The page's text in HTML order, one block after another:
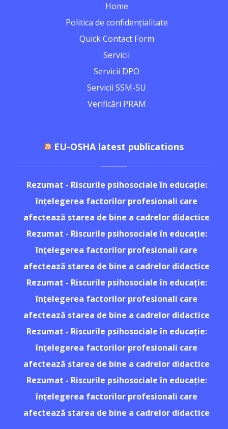
Home
Politica de confidențialitate
Quick Contact Form
Servicii
Servicii DPO
Servicii SSM-SU
Verificări PRAM
EU-OSHA latest publications
Rezumat - Riscurile psihosociale în educație:
înțelegerea factorilor profesionali care
afectează starea de bine a cadrelor didactice
Rezumat - Riscurile psihosociale în educație:
înțelegerea factorilor profesionali care
afectează starea de bine a cadrelor didactice
Rezumat - Riscurile psihosociale în educație:
înțelegerea factorilor profesionali care
afectează starea de bine a cadrelor didactice
Rezumat - Riscurile psihosociale în educație:
înțelegerea factorilor profesionali care
afectează starea de bine a cadrelor didactice
Rezumat - Riscurile psihosociale în educație:
înțelegerea factorilor profesionali care
afectează starea de bine a cadrelor didactice